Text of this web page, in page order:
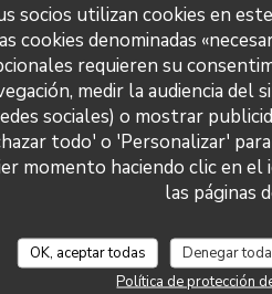
socios utilizan cookies en
cookies denominadas
requieren su
medir la audiencia
sociales) o mostrar
todo' o 'Personalizar'
momento haciendo clic en
las páginas
OK, aceptar todas Denegar
Política de protección
2 Servicio:5/5 Ambiente:5/5
irréprochable et bienveillant
café gourmand un régal Bref
Servicio :5/5 Ambiente: 5/5
L'étable